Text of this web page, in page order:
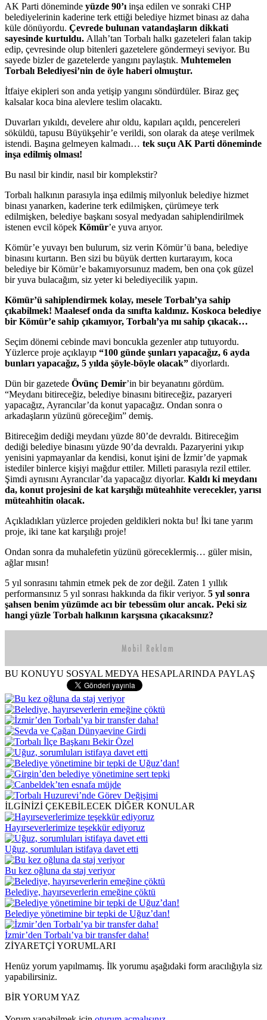
AK Parti döneminde yüzde 90’ı inşa edilen ve sonraki CHP
belediyelerinin kaderine terk ettiği belediye hizmet binası az daha
küle dönüyordu. Çevrede bulunan vatandaşların dikkati
sayesinde kurtuldu. Allah’tan Torbalı halkı gazeteleri falan takip
edip, çevresinde olup bitenleri gazetelere göndermeyi seviyor. Bu
sayede bizler de gazetelerde yangını paylaştık. Muhtemelen
Torbalı Belediyesi’nin de öyle haberi olmuştur.
İtfaiye ekipleri son anda yetişip yangını söndürdüler. Biraz geç
kalsalar koca bina alevlere teslim olacaktı.
Duvarları yıkıldı, develere ahır oldu, kapıları açıldı, pencereleri
söküldü, tapusu Büyükşehir’e verildi, son olarak da ateşe verilmek
istendi. Başına gelmeyen kalmadı… tek suçu AK Parti döneminde
inşa edilmiş olması!
Bu nasıl bir kindir, nasıl bir komplekstir?
Torbalı halkının parasıyla inşa edilmiş milyonluk belediye hizmet
binası yanarken, kaderine terk edilmişken, çürümeye terk
edilmişken, belediye başkanı sosyal medyadan sahiplendirilmek
istenen evcil köpek Kömür’e yuva arıyor.
Kömür’e yuvayı ben bulurum, siz verin Kömür’ü bana, belediye
binasını kurtarın. Ben sizi bu büyük dertten kurtarayım, koca
belediye bir Kömür’e bakamıyorsunuz madem, ben ona çok güzel
bir yuva bulacağım, siz yeter ki belediyecilik yapın.
Kömür’ü sahiplendirmek kolay, mesele Torbalı’ya sahip
çıkabilmek! Maalesef onda da sınıfta kaldınız. Koskoca belediye
bir Kömür’e sahip çıkamıyor, Torbalı’ya mı sahip çıkacak…
Seçim dönemi cebinde mavi boncukla gezenler atıp tutuyordu.
Yüzlerce proje açıklayıp “100 günde şunları yapacağız, 6 ayda
bunları yapacağız, 5 yılda şöyle-böyle olacak” diyorlardı.
Dün bir gazetede Övünç Demir’in bir beyanatını gördüm.
“Meydanı bitireceğiz, belediye binasını bitireceğiz, pazaryeri
yapacağız, Ayrancılar’da konut yapacağız. Ondan sonra o
arkadaşların yüzünü göreceğim” demiş.
Bitireceğim dediği meydanı yüzde 80’de devraldı. Bitireceğim
dediği belediye binasını yüzde 90’da devraldı. Pazaryerini yıkıp
yenisini yapmayanlar da kendisi, konut işini de İzmir’de yapmak
istediler binlerce kişiyi mağdur ettiler. Milleti parasıyla rezil ettiler.
Şimdi aynısını Ayrancılar’da yapacağız diyorlar. Kaldı ki meydanı
da, konut projesini de kat karşılığı müteahhite verecekler, yarısı
müteahhitin olacak.
Açıkladıkları yüzlerce projeden geldikleri nokta bu! İki tane yarım
proje, iki tane kat karşılığı proje!
Ondan sonra da muhalefetin yüzünü göreceklermiş… güler misin,
ağlar mısın!
5 yıl sonrasını tahmin etmek pek de zor değil. Zaten 1 yıllık
performansınız 5 yıl sonrası hakkında da fikir veriyor. 5 yıl sonra
şahsen benim yüzümde acı bir tebessüm olur ancak. Peki siz
hangi yüzle Torbalı halkının karşısına çıkacaksınız?
BU KONUYU SOSYAL MEDYA HESAPLARINDA PAYLAŞ
İLGİNİZİ ÇEKEBİLECEK DİĞER KONULAR
Hayırseverlerimize teşekkür ediyoruz
Uğuz, sorumluları istifaya davet etti
Bu kez oğluna da staj veriyor
Belediye, hayırseverlerin emeğine çöktü
Belediye yönetimine bir tepki de Uğuz’dan!
İzmir’den Torbalı’ya bir transfer daha!
ZİYARETÇİ YORUMLARI
Henüz yorum yapılmamış. İlk yorumu aşağıdaki form aracılığıyla siz
yapabilirsiniz.
BİR YORUM YAZ